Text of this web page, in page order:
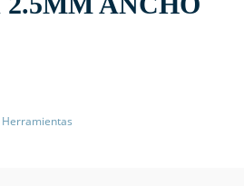
Herramientas